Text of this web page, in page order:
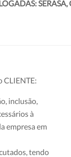
SERASA,
CLIENTE:
inclusão,
à
empresa em
tendo